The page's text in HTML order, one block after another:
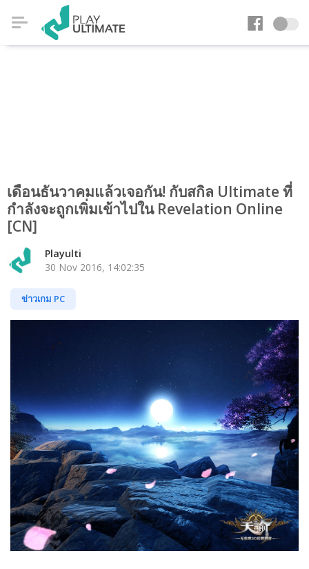
เดือนธันวาคมแล้วเจอกัน! กับสกิล Ultimate ที่
กำลังจะถูกเพิ่มเข้าไปใน Revelation Online
[CN]
Playulti
30 Nov 2016, 14:02:35
ข่าวเกม PC